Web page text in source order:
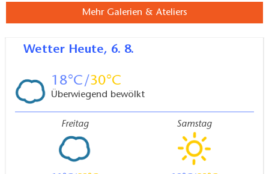
Mehr Galerien & Ateliers
Wetter Heute, 6. 8.
18 30
Überwiegend bewölkt
Freitag Samstag